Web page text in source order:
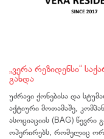
„ვერა რეზიდენსი“
გახდა
უძრავი ქონებისა და
აქტიური მოთამაშე,
ასოციაციის (BAG) წევრი
ოპერირებს, რომელიც